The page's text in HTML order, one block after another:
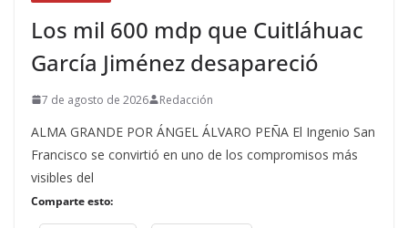
Los mil 600 mdp que Cuitláhuac
García Jiménez desapareció
7 de agosto de 2026 Redacción
ALMA GRANDE POR ÁNGEL ÁLVARO PEÑA El Ingenio San
Francisco se convirtió en uno de los compromisos más
visibles del
Comparte esto: